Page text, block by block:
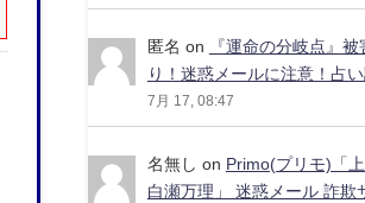
匿名 on
『運命の分岐点』被
り！迷惑メールに注意！占
7月 17, 08:47
名無し on Primo(プリモ)「上
白瀬万理」 迷惑メール 詐欺